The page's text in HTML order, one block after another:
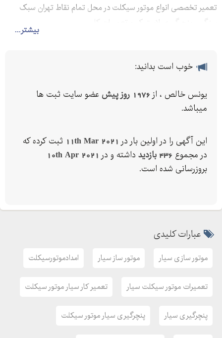
بیشتر...
تعمیر تخصصی انواع موتور سیکلت در محل تمام نقاط تهران سبک
سنگین پنچرگیری لاستیک و تعمیرات کلی
خوب است بدانید:
یونس خالص ، از 1976 روز پیش
عضو سایت ثبت ها
میباشد.
این آگهی را در اولین بار در 11th Mar 2021 ثبت کرده که
در مجموع 436 بازدید داشته و در 10th Apr 2021
بروزرسانی شده است.
عبارات کلیدی
موتور سازی سیار موتور ساز سیار امدادموتورسیکلت
تعمیرات موتور سیکلت سیار تعمیر کار سیار موتور سیکلت
پنچرگیری سیار پنچرگیری سیار موتور سیکلت